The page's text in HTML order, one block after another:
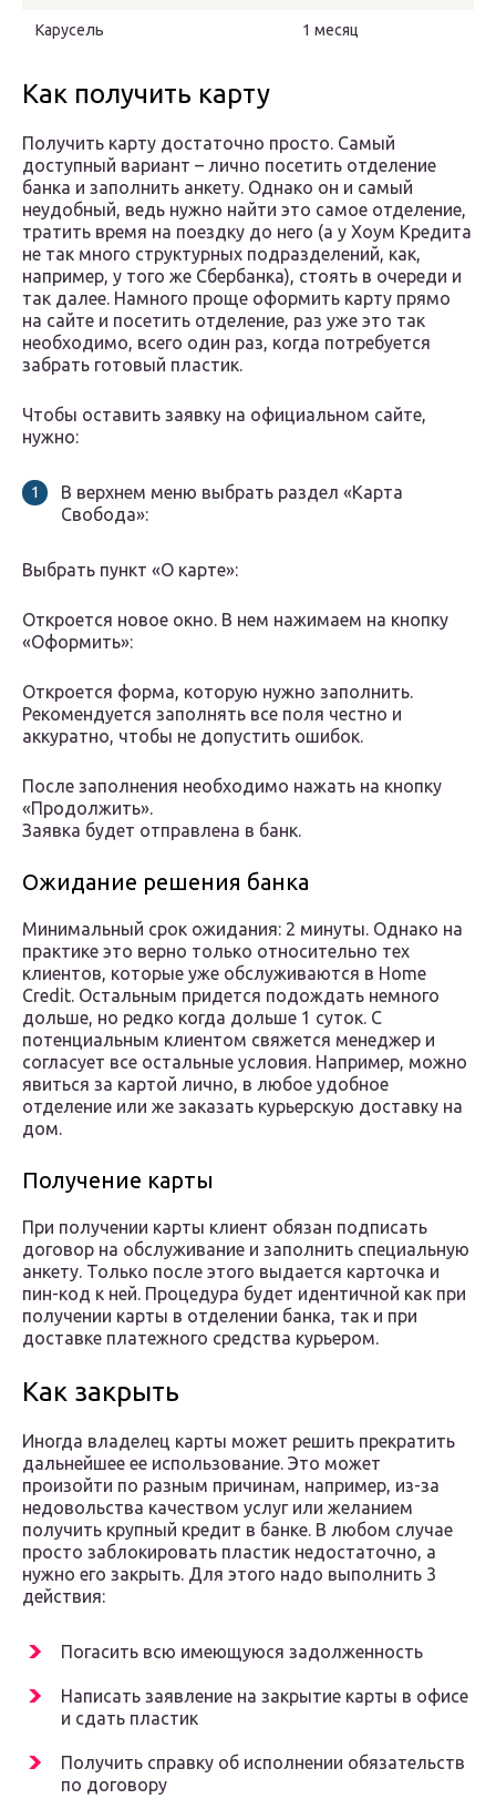
Карусель 1 месяц
Как получить карту
Получить карту достаточно просто. Самый
доступный вариант – лично посетить отделение
банка и заполнить анкету. Однако он и самый
неудобный, ведь нужно найти это самое отделение,
тратить время на поездку до него (а у Хоум Кредита
не так много структурных подразделений, как,
например, у того же Сбербанка), стоять в очереди и
так далее. Намного проще оформить карту прямо
на сайте и посетить отделение, раз уже это так
необходимо, всего один раз, когда потребуется
забрать готовый пластик.
Чтобы оставить заявку на официальном сайте,
нужно:
В верхнем меню выбрать раздел «Карта
Свобода»:
Выбрать пункт «О карте»:
Откроется новое окно. В нем нажимаем на кнопку
«Оформить»:
Откроется форма, которую нужно заполнить.
Рекомендуется заполнять все поля честно и
аккуратно, чтобы не допустить ошибок.
После заполнения необходимо нажать на кнопку
«Продолжить».
Заявка будет отправлена в банк.
Ожидание решения банка
Минимальный срок ожидания: 2 минуты. Однако на
практике это верно только относительно тех
клиентов, которые уже обслуживаются в Home
Credit. Остальным придется подождать немного
дольше, но редко когда дольше 1 суток. С
потенциальным клиентом свяжется менеджер и
согласует все остальные условия. Например, можно
явиться за картой лично, в любое удобное
отделение или же заказать курьерскую доставку на
дом.
Получение карты
При получении карты клиент обязан подписать
договор на обслуживание и заполнить специальную
анкету. Только после этого выдается карточка и
пин-код к ней. Процедура будет идентичной как при
получении карты в отделении банка, так и при
доставке платежного средства курьером.
Как закрыть
Иногда владелец карты может решить прекратить
дальнейшее ее использование. Это может
произойти по разным причинам, например, из-за
недовольства качеством услуг или желанием
получить крупный кредит в банке. В любом случае
просто заблокировать пластик недостаточно, а
нужно его закрыть. Для этого надо выполнить 3
действия:
Погасить всю имеющуюся задолженность
Написать заявление на закрытие карты в офисе
и сдать пластик
Получить справку об исполнении обязательств
по договору